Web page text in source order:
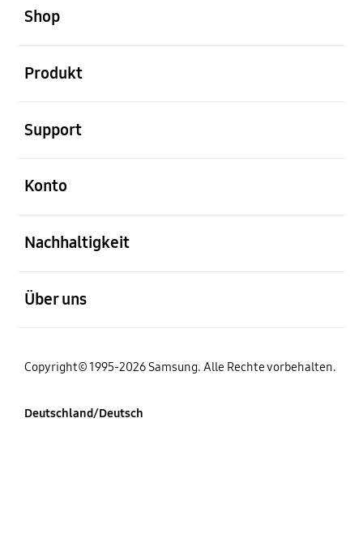
Shop
Produkt
Support
Konto
Nachhaltigkeit
Über uns
Copyright© 1995-2026 Samsung. Alle Rechte vorbehalten.
Deutschland/Deutsch